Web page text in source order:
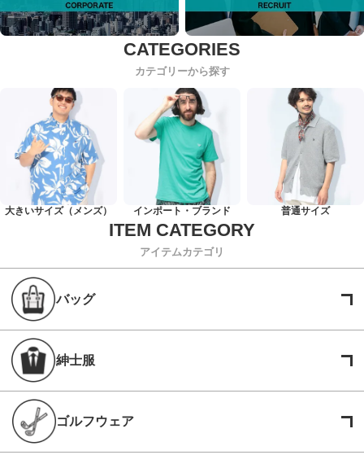
カテゴリーから探す
大きいサイズ（メンズ） インポート・ブランド 普通サイズ
アイテムカテゴリ
バッグ
紳士服
ゴルフウェア